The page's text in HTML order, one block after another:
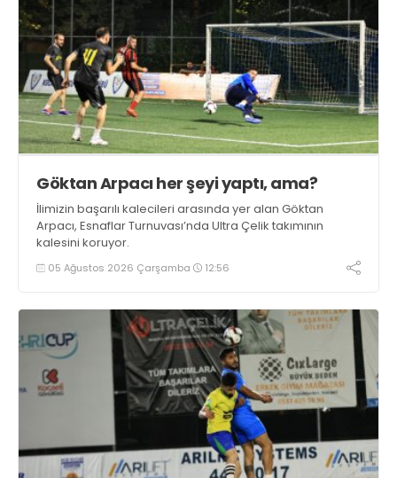
Göktan Arpacı her şeyi yaptı, ama?
İlimizin başarılı kalecileri arasında yer alan Göktan
Arpacı, Esnaflar Turnuvası’nda Ultra Çelik takımının
kalesini koruyor.
05 Ağustos 2026 Çarşamba 12:56